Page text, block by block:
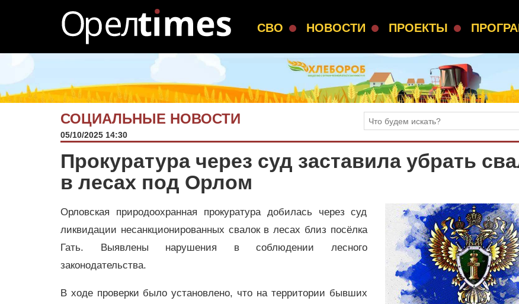
СВО НОВОСТИ ПРОЕКТЫ
СОЦИАЛЬНЫЕ НОВОСТИ
05/10/2025 14:30
Прокуратура через суд заставила убрать
в лесах под Орлом
Орловская природоохранная прокуратура добилась через суд
ликвидации несанкционированных свалок в лесах близ посёлка
Гать. Выявлены нарушения в соблюдении лесного
законодательства.
В ходе проверки было установлено, что на территории бывших